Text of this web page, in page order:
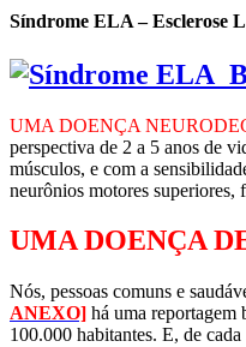
Síndrome ELA – Esclerose
UMA DOENÇA
perspectiva de 2 a 5 anos de
músculos, e com a
neurônios motores
UMA DOENÇA
Nós, pessoas comuns e
ANEXO] há uma reportagem
100.000 habitantes. E, de